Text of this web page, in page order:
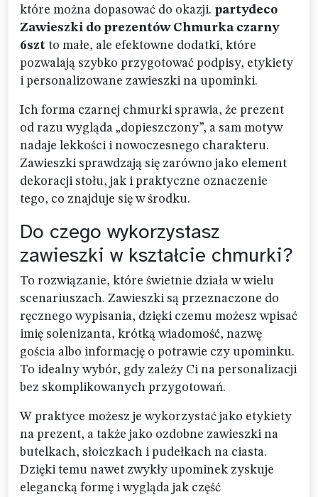
które można dopasować do okazji. partydeco
Zawieszki do prezentów Chmurka czarny
6szt to małe, ale efektowne dodatki, które
pozwalają szybko przygotować podpisy, etykiety
i personalizowane zawieszki na upominki.
Ich forma czarnej chmurki sprawia, że prezent
od razu wygląda „dopieszczony”, a sam motyw
nadaje lekkości i nowoczesnego charakteru.
Zawieszki sprawdzają się zarówno jako element
dekoracji stołu, jak i praktyczne oznaczenie
tego, co znajduje się w środku.
Do czego wykorzystasz
zawieszki w kształcie chmurki?
To rozwiązanie, które świetnie działa w wielu
scenariuszach. Zawieszki są przeznaczone do
ręcznego wypisania, dzięki czemu możesz wpisać
imię solenizanta, krótką wiadomość, nazwę
gościa albo informację o potrawie czy upominku.
To idealny wybór, gdy zależy Ci na personalizacji
bez skomplikowanych przygotowań.
W praktyce możesz je wykorzystać jako etykiety
na prezent, a także jako ozdobne zawieszki na
butelkach, słoiczkach i pudełkach na ciasta.
Dzięki temu nawet zwykły upominek zyskuje
elegancką formę i wygląda jak część